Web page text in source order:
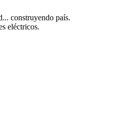
construyendo país.
eléctricos.